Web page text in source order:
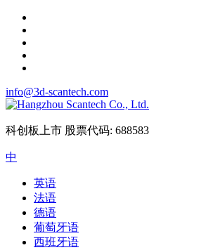
info@3d-scantech.com
科创板上市 股票代码: 688583
中
英语
法语
德语
葡萄牙语
西班牙语